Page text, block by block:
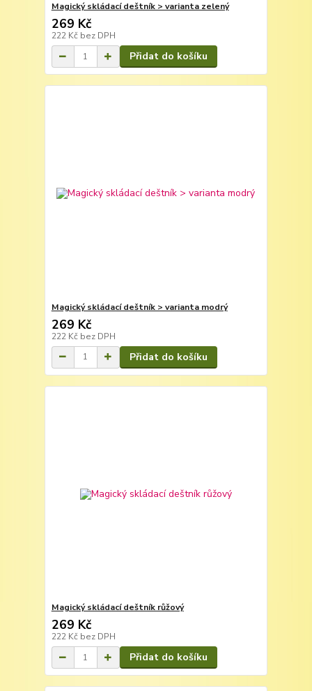
Magický skládací deštník > varianta zelený
269 Kč
222 Kč bez DPH
Přidat do košíku
Magický skládací deštník > varianta modrý
269 Kč
222 Kč bez DPH
Přidat do košíku
Magický skládací deštník růžový
269 Kč
222 Kč bez DPH
Přidat do košíku